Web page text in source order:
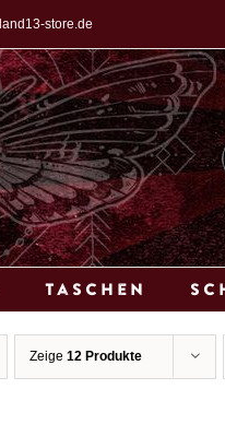
store.de
Taschen
Zeige 12 Produkte